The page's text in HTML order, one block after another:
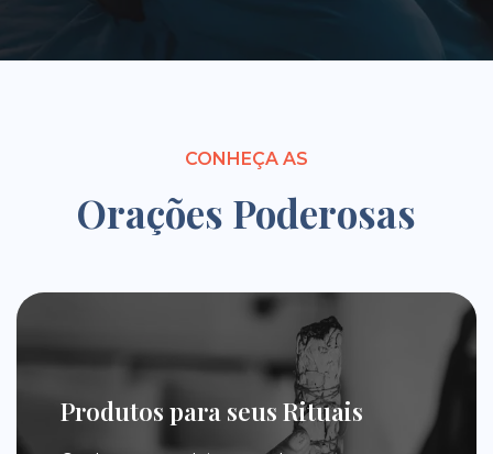
CONHEÇA AS
Orações Poderosas
Produtos para seus Rituais